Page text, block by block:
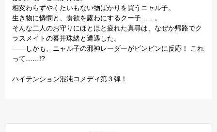
相変わらずやくたいもない物ばかりを買うニャル子。
生き物に憐憫と、食欲を露わにするクー子……。
そんな二人のお守りにほとほと疲れた真尋は、なぜか帰路でク
ラスメイトの暮井珠緒と遭遇した。
――しかも、ニャル子の邪神レーダーがビンビンに反応！ これ
って……!?
ハイテンション混沌コメディ第３弾！